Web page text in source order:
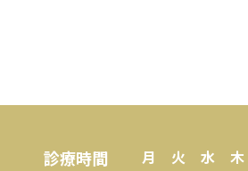
診療時間 月 火 水 木